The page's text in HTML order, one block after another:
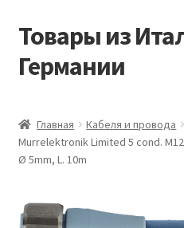
Перейти
навигации
Перейти
содержимому
Товары из
Германии
Виды доставки
Главная Кабеля и провода
Murrelektronik Limited 5 cond.
Ø 5mm, L. 10m